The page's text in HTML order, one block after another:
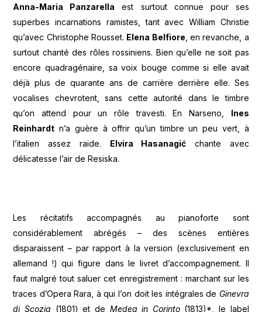
Anna-Maria Panzarella est surtout connue pour ses
superbes incarnations ramistes, tant avec William Christie
qu’avec Christophe Rousset. Elena Belfiore , en revanche, a
surtout chanté des rôles rossiniens. Bien qu’elle ne soit pas
encore quadragénaire, sa voix bouge comme si elle avait
déjà plus de quarante ans de carrière derrière elle. Ses
vocalises chevrotent, sans cette autorité dans le timbre
qu’on attend pour un rôle travesti. En Narseno, Ines
Reinhardt n’a guère à offrir qu’un timbre un peu vert, à
l’italien assez raide. Elvira Hasanagić chante avec
délicatesse l’air de Resiska.
Les récitatifs accompagnés au pianoforte sont
considérablement abrégés – des scènes entières
disparaissent – par rapport à la version (exclusivement en
allemand !) qui figure dans le livret d’accompagnement. Il
faut malgré tout saluer cet enregistrement : marchant sur les
traces d’Opera Rara, à qui l’on doit les intégrales de Ginevra
di Scozia (1801) et de Medea in Corinto(1813)*, le label